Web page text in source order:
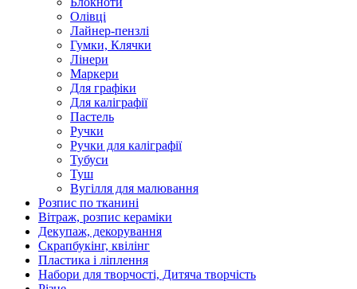
Олівці
Лайнер-пензлі
Гумки, Клячки
Лінери
Маркери
Для графіки
Для каліграфії
Пастель
Ручки
Ручки для каліграфії
Тубуси
Туш
Вугілля для малювання
Розпис по тканині
Вітраж, розпис кераміки
Декупаж, декорування
Скрапбукінг, квілінг
Пластика і ліплення
Набори для творчості, Дитяча творчість